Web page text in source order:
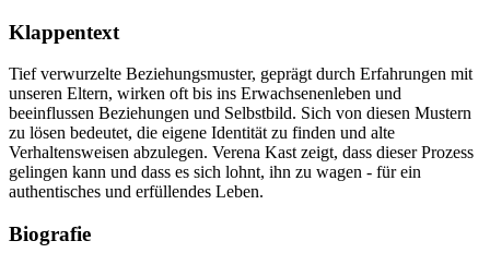
Klappentext
Tief verwurzelte Beziehungsmuster, geprägt durch Erfahrungen mit
unseren Eltern, wirken oft bis ins Erwachsenenleben und
beeinflussen Beziehungen und Selbstbild. Sich von diesen Mustern
zu lösen bedeutet, die eigene Identität zu finden und alte
Verhaltensweisen abzulegen. Verena Kast zeigt, dass dieser Prozess
gelingen kann und dass es sich lohnt, ihn zu wagen - für ein
authentisches und erfüllendes Leben.
Biografie